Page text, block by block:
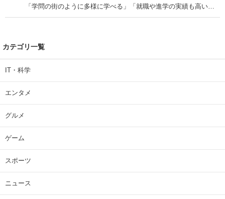
「学問の街のように多様に学べる」「就職や進学の実績も高い」
| 大学 ねとらぼリサーチ
カテゴリ一覧
IT・科学
エンタメ
グルメ
ゲーム
スポーツ
ニュース